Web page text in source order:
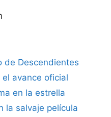
de Descendientes
avance oficial
en la estrella
la salvaje película